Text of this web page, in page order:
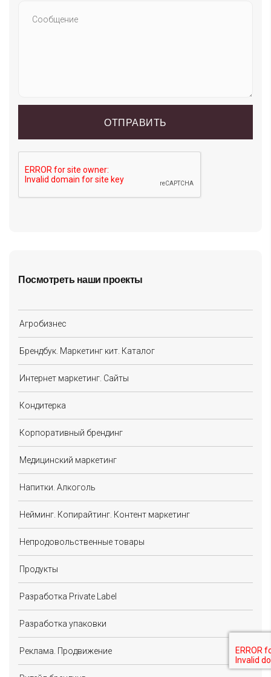
Посмотреть наши проекты
Агробизнес
Брендбук. Маркетинг кит. Каталог
Интернет маркетинг. Сайты
Кондитерка
Корпоративный брендинг
Медицинский маркетинг
Напитки. Алкоголь
Нейминг. Копирайтинг. Контент маркетинг
Непродовольственные товары
Продукты
Разработка Private Label
Разработка упаковки
Реклама. Продвижение